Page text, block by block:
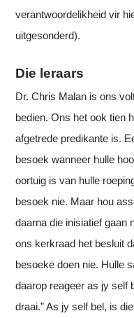
verantwoordelikheid vir
uitgesonderd).
Die leraars
Dr. Chris Malan is ons
bedien. Ons het ook tien
afgetrede predikante is.
besoek wanneer hulle
oortuig is van hulle
besoek nie. Maar hou
daarna die inisiatief gaan
ons kerkraad het besluit
besoeke doen nie. Hulle
daarop reageer as jy self
draai.” As jy self bel, is